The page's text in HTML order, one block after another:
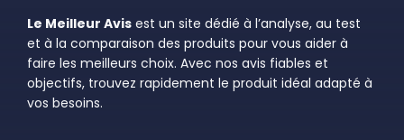
Le Meilleur Avis est un site dédié à l’analyse, au test
et à la comparaison des produits pour vous aider à
faire les meilleurs choix. Avec nos avis fiables et
objectifs, trouvez rapidement le produit idéal adapté à
vos besoins.